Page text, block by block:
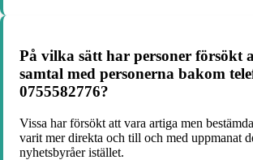
På vilka sätt har personer försökt
samtal med personerna bakom
0755582776?
Vissa har försökt att vara artiga men
varit mer direkta och till och med uppmanat
nyhetsbyråer istället.